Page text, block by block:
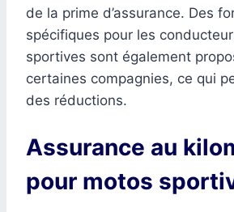
de la prime d’assurance. Des
spécifiques pour les
sportives sont également
certaines compagnies, ce qui
des réductions.
Assurance au
pour motos